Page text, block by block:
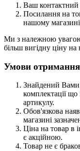
Ваш контактний
Посилання на
нашому
Ми з належною увагою
більш вигідну ціну на
Умови
Знайдений Вами
комплектації що
артикулу.
Обов'язкова
магазині
Ціна на товар в
є акційною.
Товар не є